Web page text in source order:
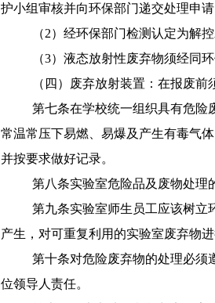
护小组审核并向环保部门递交处理申
（2）经环保部门检测认定为解
（3）液态放射性废弃物须经同
（四）
废弃放射装置：在报废前
第七条在学校统一组织具有危险
常温常压下易燃、易爆及产生有毒气
并按要求做好记录。
第八条实验室危险品及废物处理
第九条实验室师生员工应该树立
产生，对可重复利用的实验室废弃物
第十条对危险废弃物的处理必须
位领导人责任。